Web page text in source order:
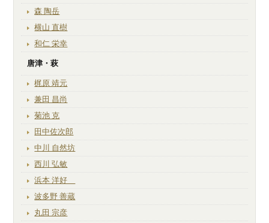
森 陶岳
横山 直樹
和仁 栄幸
唐津・萩
梶原 靖元
兼田 昌尚
菊池 克
田中佐次郎
中川 自然坊
西川 弘敏
浜本 洋好
波多野 善蔵
丸田 宗彦